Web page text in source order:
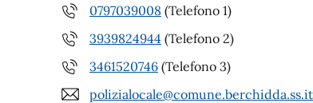
0797039008 (Telefono 1)
3939824944 (Telefono 2)
3461520746 (Telefono 3)
polizialocale@comune.berchidda.ss.it